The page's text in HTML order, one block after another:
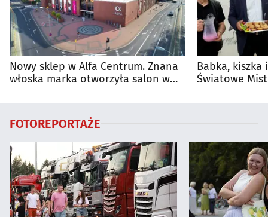
Nowy sklep w Alfa Centrum. Znana
włoska marka otworzyła salon w
Babka, kiszka
Światowe
FOTOREPORTAŻE